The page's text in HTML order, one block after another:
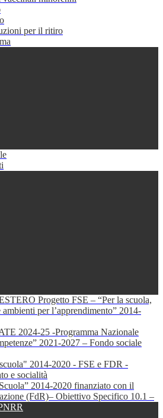
per il ritiro
Progetto FSE – “Per la scuola,
ambienti per l’apprendimento” 2014-
2024-25 -Programma Nazionale
2021-2027 – Fondo sociale
2014-2020 - FSE e FDR -
e socialità
2014-2020 finanziato con il
(FdR)– Obiettivo Specifico 10.1 –